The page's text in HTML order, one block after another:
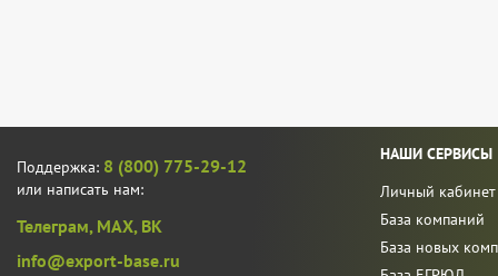
Поддержка: 8 (800) 775-29-12
или написать нам:
Телеграм, MAX, ВК
info@export-base.ru
НАШИ СЕРВИСЫ
Личный кабинет
База компаний
База новых